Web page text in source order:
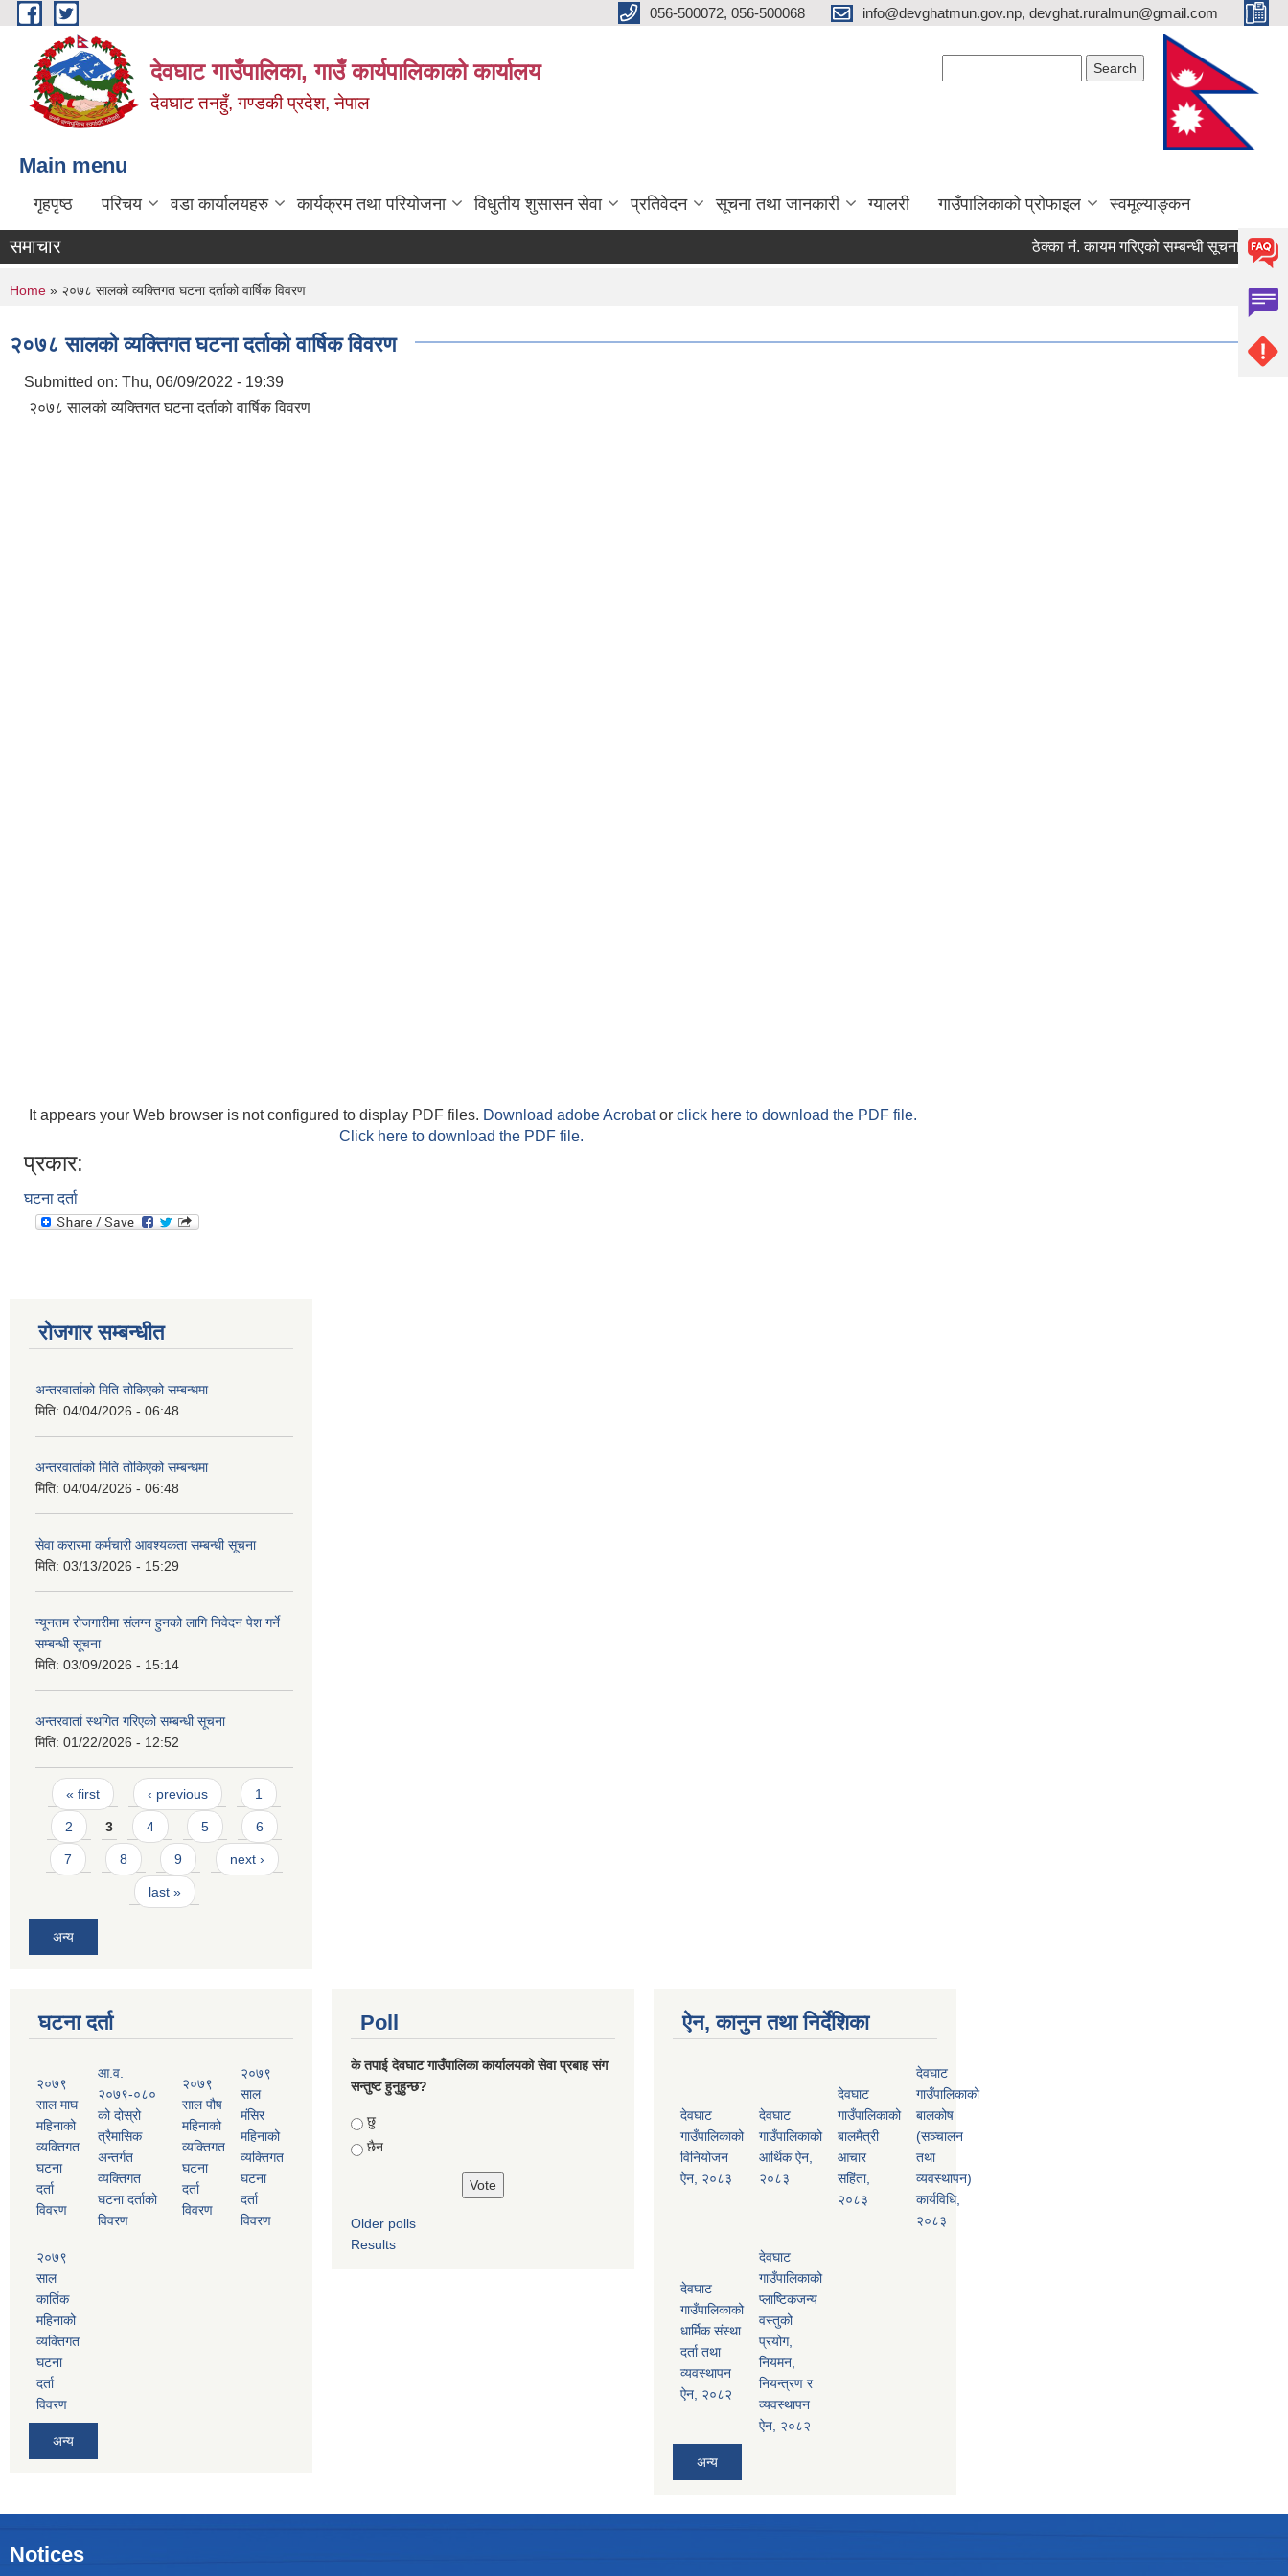
Skip to main content 056-500072, 056-500068 info@devghatmun.gov.np, devghat.ruralmun@gmail.com
देवघाट गाउँपालिका, गाउँ कार्यपालिकाको कार्यालय
देवघाट तनहुँ, गण्डकी प्रदेश, नेपाल
Main menu
गृहपृष्ठ परिचय वडा कार्यालयहरु कार्यक्रम तथा परियोजना विधुतीय शुसासन सेवा प्रतिवेदन सूचना तथा जानकारी ग्यालरी गाउँपालिकाको प्रोफाइल स्वमूल्याङ्कन
समाचार ठेक्का नंं. कायम गरिएको सम्बन्धी सूचना !
You are here
Home » २०७८ सालको व्यक्तिगत घटना दर्ताको वार्षिक विवरण
२०७८ सालको व्यक्तिगत घटना दर्ताको वार्षिक विवरण
Submitted on: Thu, 06/09/2022 - 19:39
२०७८ सालको व्यक्तिगत घटना दर्ताको वार्षिक विवरण
It appears your Web browser is not configured to display PDF files. Download adobe Acrobator click here to download the PDF file.
Click here to download the PDF file.
प्रकार:
घटना दर्ता
रोजगार सम्बन्धीत
अन्तरवार्ताको मिति तोकिएको सम्बन्धमा
मिति: 04/04/2026 - 06:48
अन्तरवार्ताको मिति तोकिएको सम्बन्धमा
मिति: 04/04/2026 - 06:48
सेवा करारमा कर्मचारी आवश्यकता सम्बन्धी सूचना
मिति: 03/13/2026 - 15:29
न्यूनतम रोजगारीमा संलग्न हुनको लागि निवेदन पेश गर्ने
सम्बन्धी सूचना
मिति: 03/09/2026 - 15:14
अन्तरवार्ता स्थगित गरिएको सम्बन्धी सूचना
मिति: 01/22/2026 - 12:52
Pages
« first ‹ previous 1
2 3 4 5 6
7 8 9 next ›
last »
अन्य
घटना दर्ता
२०७९
साल माघ
महिनाको
व्यक्तिगत
घटना
दर्ता
विवरण
आ.व.
२०७९-०८०
को दोस्रो
त्रैमासिक
अन्तर्गत
व्यक्तिगत
घटना दर्ताको
विवरण
२०७९
साल पौष
महिनाको
व्यक्तिगत
घटना
दर्ता
विवरण
२०७९
साल
मंसिर
महिनाको
व्यक्तिगत
घटना
दर्ता
विवरण
२०७९
साल
कार्तिक
महिनाको
व्यक्तिगत
घटना
दर्ता
विवरण
अन्य
Poll
के तपाई देवघाट गाउँपालिका कार्यालयको सेवा प्रबाह संग
सन्तुष्ट हुनुहुन्छ?
Choices
छु
छैन
Older polls
Results
ऐन, कानुन तथा निर्देशिका
देवघाट
गाउँपालिकाको
विनियोजन
ऐन, २०८३
देवघाट
गाउँपालिकाको
आर्थिक ऐन,
२०८३
देवघाट
गाउँपालिकाको
बालमैत्री
आचार
सहिंता,
२०८३
देवघाट
गाउँपालिकाको
बालकोष
(सञ्चालन
तथा
व्यवस्थापन)
कार्यविधि,
२०८३
देवघाट
गाउँपालिकाको
धार्मिक संस्था
दर्ता तथा
व्यवस्थापन
ऐन, २०८२
देवघाट
गाउँपालिकाको
प्लाष्टिकजन्य
वस्तुको
प्रयोग,
नियमन,
नियन्त्रण र
व्यवस्थापन
ऐन, २०८२
अन्य
Notices